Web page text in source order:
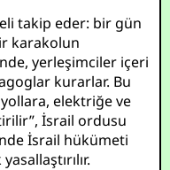
takip eder: bir gün
karakolun
yerleşimciler içeri
kurarlar. Bu
elektriğe ve
İsrail ordusu
İsrail hükümeti